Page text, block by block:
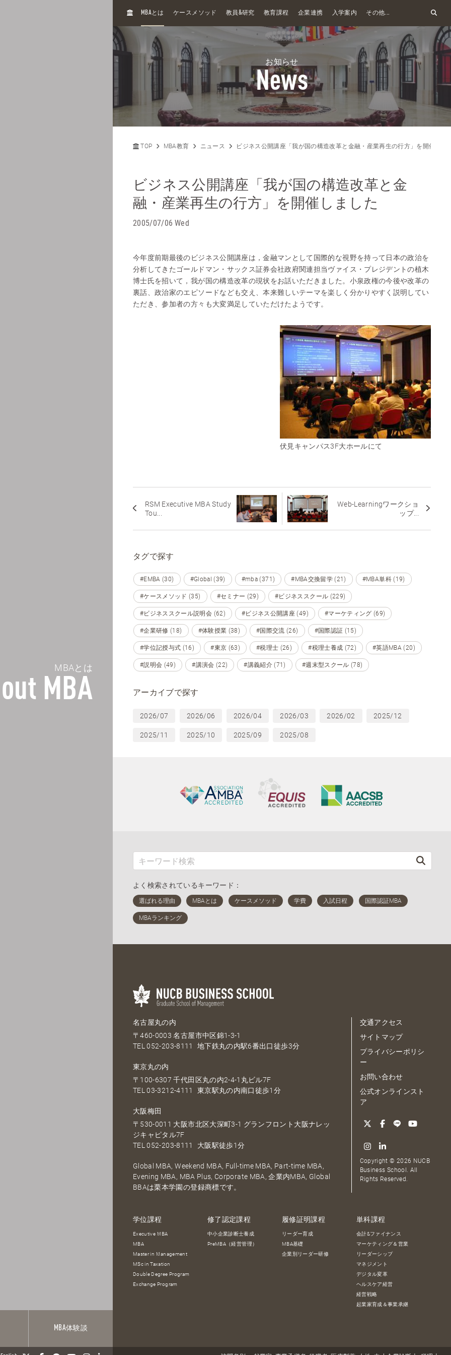
MBAとは
MBA
MBA体験談
H
MBAとは ケースメソッド 教員&研究 教育課程 企業連携 入学案内 その他...
お知らせ
News
TOP MBA教育 ニュース ビジネス公開講座「我が国の構造改革と金融・産業再生の行方」を開催しま
ビジネス公開講座「我が国の構造改革と金
融・産業再生の行方」を開催しました
2005/07/06 Wed
今年度前期最後のビジネス公開講座は，金融マンとして国際的な視野を持って日本の政治を
分析してきたゴールドマン・サックス証券会社政府関連担当ヴァイス・プレジデントの植木
博士氏を招いて，我が国の構造改革の現状をお話いただきました。小泉政権の今後や改革の
裏話、政治家のエピソードなども交え、本来難しいテーマを楽しく分かりやすく説明してい
ただき、参加者の方々も大変満足していただけたようです。
伏見キャンパス3F大ホールにて
RSM Executive MBA Study
Tou...
Web-Learningワークショ
ップ...
タグで探す
#EMBA (30) #Global (39) #mba (371) #MBA交換留学 (21) #MBA単科 (19)
#ケースメソッド (35) #セミナー (29) #ビジネススクール (229)
#ビジネススクール説明会 (62) #ビジネス公開講座 (49) #マーケティング (69)
#企業研修 (18) #体験授業 (38) #国際交流 (26) #国際認証 (15)
#学位記授与式 (16) #東京 (63) #税理士 (26) #税理士養成 (72) #英語MBA (20)
#説明会 (49) #講演会 (22) #講義紹介 (71) #週末型スクール (78)
アーカイブで探す
2026/07 2026/06 2026/04 2026/03 2026/02 2025/12
2025/11 2025/10 2025/09 2025/08
よく検索されているキーワード：
名古屋丸の内
〒460-0003 名古屋市中区錦1-3-1
TEL052-203-8111 地下鉄丸の内駅6番出口徒歩3分
東京丸の内
〒100-6307 千代田区丸の内2-4-1丸ビル7F
TEL03-3212-4111 東京駅丸の内南口徒歩1分
大阪梅田
〒530-0011 大阪市北区大深町3-1 グランフロント大阪ナレッ
ジキャピタル7F
TEL052-203-8111 大阪駅徒歩1分
Global MBA, Weekend MBA, Full-time MBA, Part-time MBA,
Evening MBA, MBA Plus, Corporate MBA, 企業内MBA, Global
BBAは栗本学園の登録商標です。
交通アクセス
サイトマップ
プライバシーポリシ
ー
お問い合わせ
公式オンラインスト
ア
Copyright © 2026 NUCB
Business School. All
Rights Reserved.
学位課程
Executive MBA
MBA
Master in Management
MSc in Taxation
Double Degree Program
Exchange Program
修了認定課程
中小企業診断士養成
PreMBA（経営管理）
履修証明課程
リーダー育成
MBA基礎
企業別リーダー研修
単科課程
会計&ファイナンス
マーケティング＆営業
リーダーシップ
マネジメント
デジタル変革
ヘルスケア経営
経営戦略
起業家育成＆事業承継